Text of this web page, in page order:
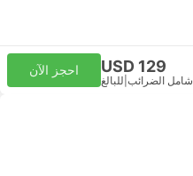
USD 129
شامل الضرائب للبالغ
احجز الآن